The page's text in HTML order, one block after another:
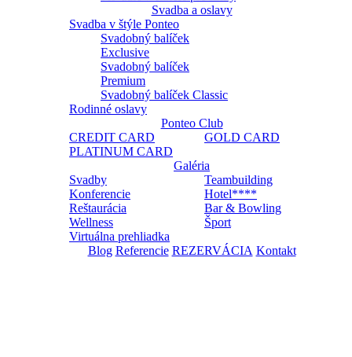
Svadba a oslavy
Svadba v štýle Ponteo
Svadobný balíček
Exclusive
Svadobný balíček
Premium
Svadobný balíček Classic
Rodinné oslavy
Ponteo Club
CREDIT CARD
GOLD CARD
PLATINUM CARD
Galéria
Svadby
Teambuilding
Konferencie
Hotel****
Reštaurácia
Bar & Bowling
Wellness
Šport
Virtuálna prehliadka
Blog Referencie REZERVÁCIA Kontakt